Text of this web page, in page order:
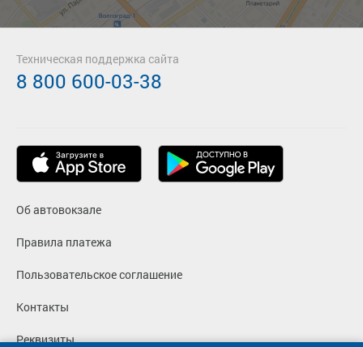
Об автовокзале
Правила платежа
Пользовательское соглашение
Контакты
Реквизиты
Техническая поддержка сайта
8 800 600-03-38